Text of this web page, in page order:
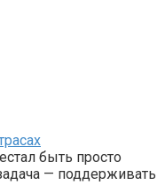
быть просто
— поддерживать